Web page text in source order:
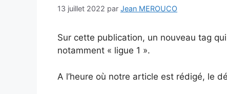
13 juillet 2022 par Jean MEROUCO
Sur cette publication, un nouveau tag
notamment « ligue 1 ».
A l’heure où notre article est rédigé, le